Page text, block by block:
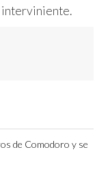
interviniente.
de Comodoro y se